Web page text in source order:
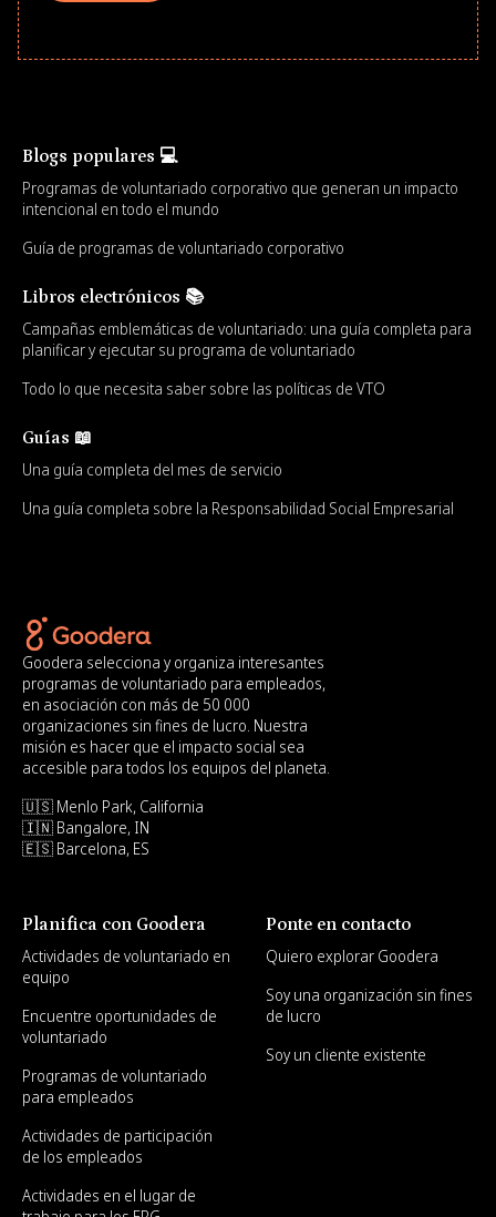
Blogs populares 💻
Programas de voluntariado corporativo que generan un impacto
intencional en todo el mundo
Guía de programas de voluntariado corporativo
Libros electrónicos 📚
Campañas emblemáticas de voluntariado: una guía completa para
planificar y ejecutar su programa de voluntariado
Todo lo que necesita saber sobre las políticas de VTO
Guías 📖
Una guía completa del mes de servicio
Una guía completa sobre la Responsabilidad Social Empresarial
Goodera selecciona y organiza interesantes
programas de voluntariado para empleados,
en asociación con más de 50 000
organizaciones sin fines de lucro. Nuestra
misión es hacer que el impacto social sea
accesible para todos los equipos del planeta.
🇺🇸 Menlo Park, California
🇮🇳 Bangalore, IN
🇪🇸 Barcelona, ES
Planifica con Goodera
Actividades de voluntariado en
equipo
Encuentre oportunidades de
voluntariado
Programas de voluntariado
para empleados
Actividades de participación
de los empleados
Actividades en el lugar de
Ponte en contacto
Quiero explorar Goodera
Soy una organización sin fines
de lucro
Soy un cliente existente